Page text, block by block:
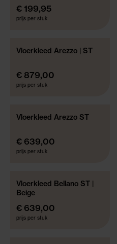
€ 199,95
prijs per stuk
Vloerkleed Arezzo | ST
€ 879,00
prijs per stuk
Vloerkleed Arezzo ST
€ 639,00
prijs per stuk
Vloerkleed Bellano ST |
Beige
€ 639,00
prijs per stuk